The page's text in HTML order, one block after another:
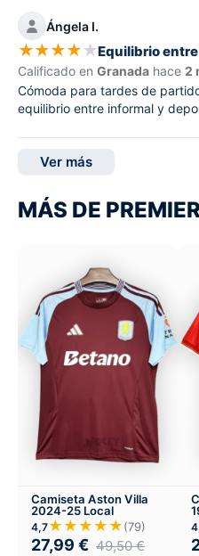
Ángela I.
★★★★★Equilibrio
Calificado en Granada hace 2
Cómoda para tardes de
equilibrio entre informal y
Ver más
MÁS DE
Camiseta Aston Villa
2024-25 Local
4,7★★★★★(79)
27,99 € 49,50€